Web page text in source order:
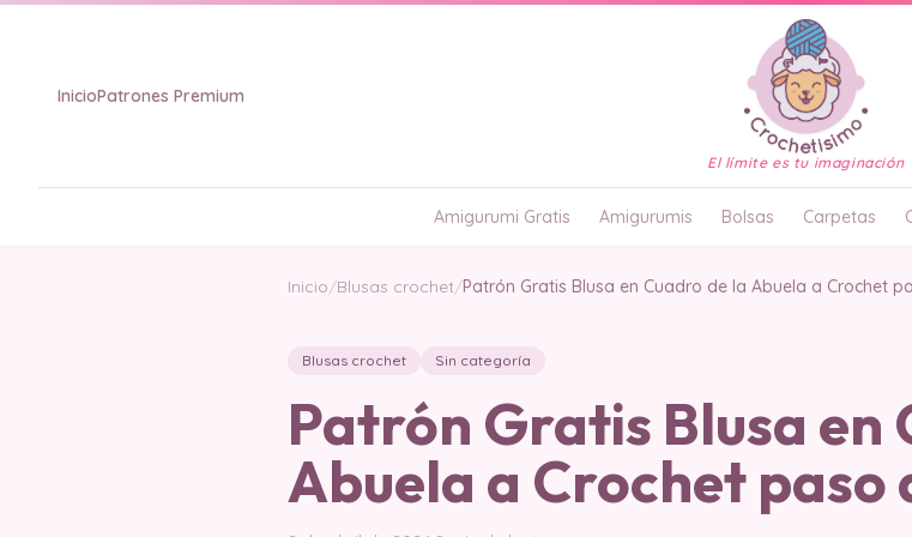
InicioPatrones Premium
El límite es tu imaginación
Amigurumi Gratis Amigurumis Bolsas Carpetas
Inicio/Blusas crochet/Patrón Gratis Blusa en Cuadro de la Abuela a Crochet
Blusas crochet Sin categoría
Patrón Gratis Blusa en
Abuela a Crochet paso